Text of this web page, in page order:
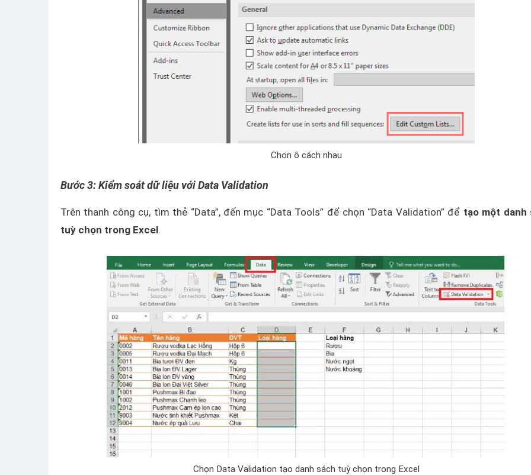
Chọn ô cách nhau
Bước 3: Kiểm soát dữ liệu với Data Validation
Trên thanh công cụ, tìm thẻ “Data”, đến mục “Data Tools” để chọn “Data Validation” để tạo một danh
tuỳ chọn trong Excel.
Chọn Data Validation tạo danh sách tuỳ chọn trong Excel